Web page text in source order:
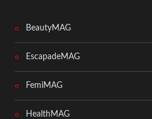
BeautyMAG
EscapadeMAG
FemiMAG
HealthMAG